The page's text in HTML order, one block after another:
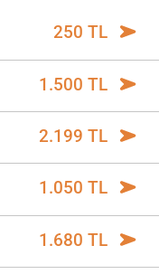
250 TL
1.500 TL
2.199 TL
1.050 TL
1.680 TL